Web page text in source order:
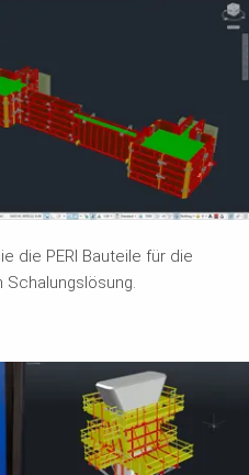
die PERI Bauteile für die
Schalungslösung.​